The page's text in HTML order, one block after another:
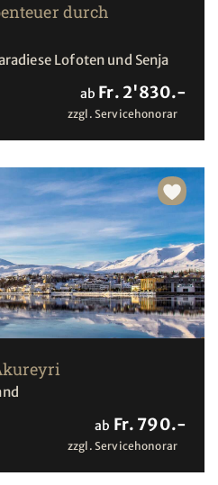
durch
Lofoten und Senja
ab Fr. 2'830.-
zzgl. Servicehonorar
ab Fr. 790.-
zzgl. Servicehonorar